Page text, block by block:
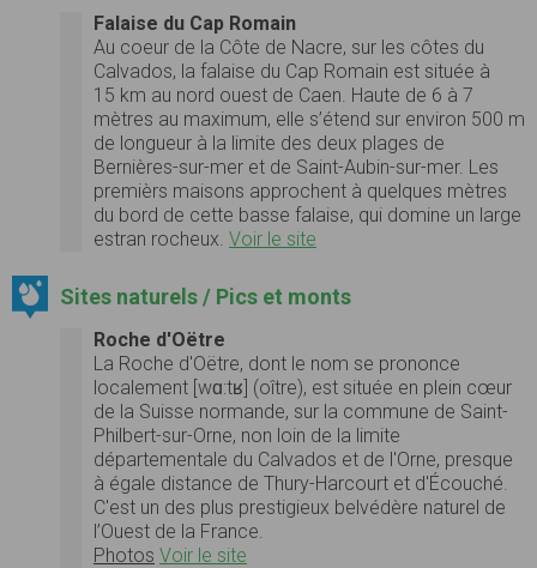
Falaise du Cap Romain
Au coeur de la Côte de Nacre, sur les côtes du
Calvados, la falaise du Cap Romain est située à
15 km au nord ouest de Caen. Haute de 6 à 7
mètres au maximum, elle s’étend sur environ 500 m
de longueur à la limite des deux plages de
Bernières-sur-mer et de Saint-Aubin-sur-mer. Les
premièrs maisons approchent à quelques mètres
du bord de cette basse falaise, qui domine un large
estran rocheux. Voir le site
Sites naturels / Pics et monts
Roche d'Oëtre
La Roche d'Oëtre, dont le nom se prononce
localement [wɑ:tʁ] (oître), est située en plein cœur
de la Suisse normande, sur la commune de Saint-
Philbert-sur-Orne, non loin de la limite
départementale du Calvados et de l'Orne, presque
à égale distance de Thury-Harcourt et d'Écouché.
C'est un des plus prestigieux belvédère naturel de
l’Ouest de la France.
Photos Voir le site